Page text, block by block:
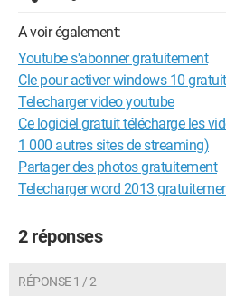
A voir également:
Youtube s'abonner gratuitement
Cle pour activer windows 10
Telecharger video youtube
Ce logiciel gratuit télécharge les
1 000 autres sites de streaming)
Partager des photos gratuitement
Telecharger word 2013
2 réponses
RÉPONSE 1 / 2